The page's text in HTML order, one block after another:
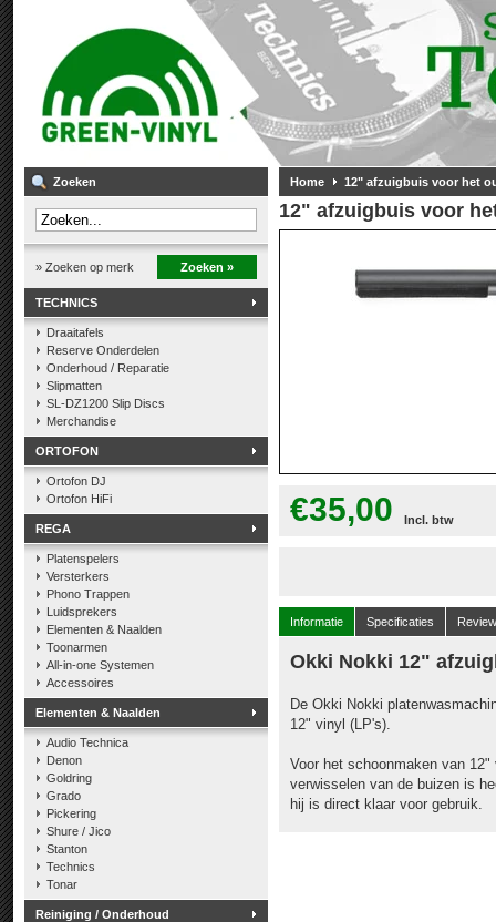
Zoeken
» Zoeken op merk Zoeken »
TECHNICS
Draaitafels
Reserve Onderdelen
Onderhoud / Reparatie
Slipmatten
SL-DZ1200 Slip Discs
Merchandise
ORTOFON
Ortofon DJ
Ortofon HiFi
REGA
Platenspelers
Versterkers
Phono Trappen
Luidsprekers
Elementen & Naalden
Toonarmen
All-in-one Systemen
Accessoires
Elementen & Naalden
Audio Technica
Denon
Goldring
Grado
Pickering
Shure / Jico
Stanton
Technics
Tonar
Reiniging / Onderhoud
Home 12" afzuigbuis voor het
12" afzuigbuis voor
€35,00 Incl. btw
Informatie Specificaties
Okki Nokki 12"
De Okki Nokki
12" vinyl (LP's).
Voor het schoonmaken van
verwisselen van de buizen is
hij is direct klaar voor gebruik.